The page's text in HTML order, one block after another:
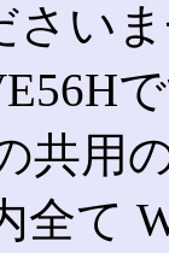
さい
共用
全て